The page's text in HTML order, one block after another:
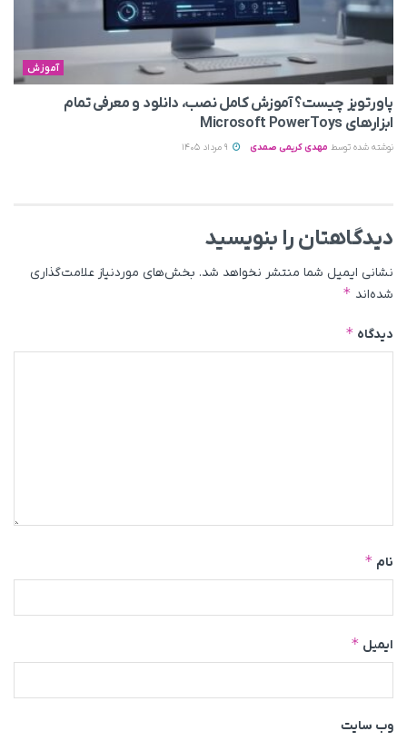
آموزش
پاورتویز چیست؟ آموزش کامل نصب، دانلود و معرفی تمام
ابزارهای Microsoft PowerToys
نوشته شده توسط مهدی کریمی صمدی
دیدگاهتان را بنویسید
نشانی ایمیل شما منتشر نخواهد شد. بخش‌های موردنیاز علامت‌گذاری
شده‌اند *
دیدگاه *
نام *
ایمیل *
وب‌ سایت